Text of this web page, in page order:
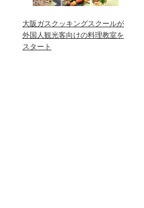
大阪ガスクッキングスクールが
外国人観光客向けの料理教室を
スタート